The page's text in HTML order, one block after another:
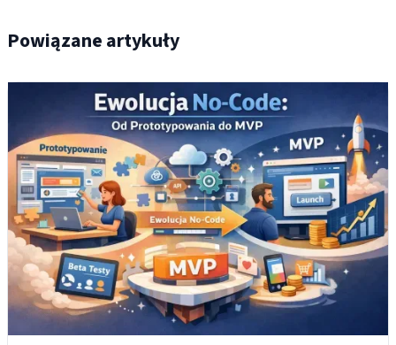
Powiązane artykuły